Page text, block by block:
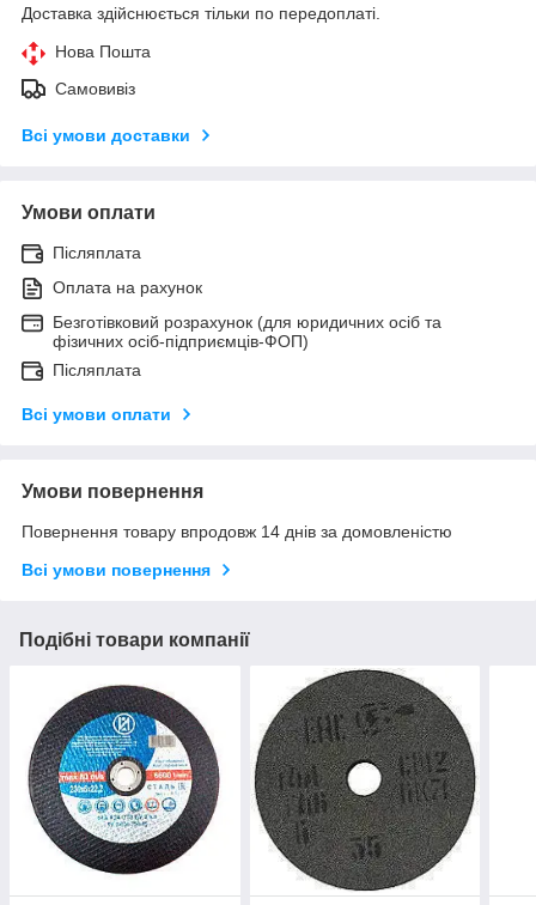
Доставка здійснюється тільки по передоплаті.
Нова Пошта
Самовивіз
Всі умови доставки
Умови оплати
Післяплата
Оплата на рахунок
Безготівковий розрахунок (для юридичних осіб та
фізичних осіб-підприємців-ФОП)
Післяплата
Всі умови оплати
Умови повернення
Повернення товару впродовж 14 днів за домовленістю
Всі умови повернення
Подібні товари компанії